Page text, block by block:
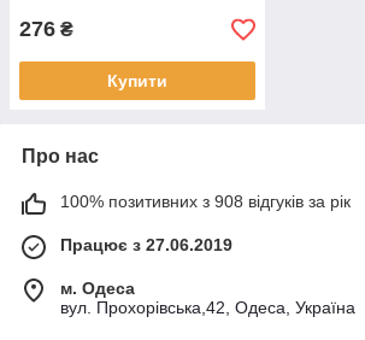
276 ₴
Купити
Про нас
100% позитивних з 908 відгуків за рік
Працює з 27.06.2019
м. Одеса
вул. Прохорівська,42, Одеса, Україна